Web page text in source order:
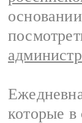
основании
которые